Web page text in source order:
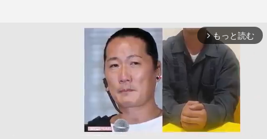
arrow_forward_ios もっと読む